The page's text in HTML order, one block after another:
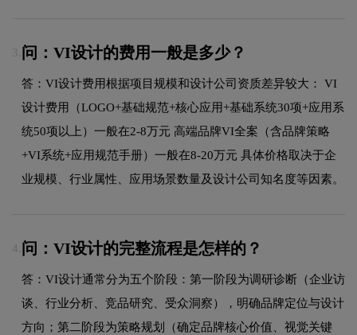
3. 问：VI设计的费用一般是多少？
答：VI设计费用根据项目规模和设计公司资质差异较大： VI
设计费用（LOGO+基础规范+核心应用+基础系统30项+应用系
统50项以上）一般在2-8万元 高端品牌VI全案（含品牌策略
+VI系统+应用规范手册）一般在8-20万元 具体价格取决于企
业规模、行业属性、应用场景数量及设计公司知名度等因素。
4. 问：VI设计的完整流程是怎样的？
答：VI设计通常分为五个阶段：第一阶段为调研诊断（企业访
谈、行业分析、竞品研究、受众洞察），明确品牌定位与设计
方向；第二阶段为策略规划（确定品牌核心价值、视觉关键